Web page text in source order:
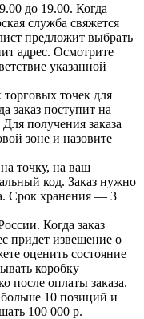
до 19.00. Когда
служба свяжется
предложит выбрать
адрес. Осмотрите
указанной
точек для
заказ поступит на
получения заказа
зоне и назовите
точку, на ваш
код. Заказ нужно
Срок хранения — 3
Когда заказ
придет извещение о
оценить состояние
коробку
после оплаты заказа.
10 позиций и
100 000 р.